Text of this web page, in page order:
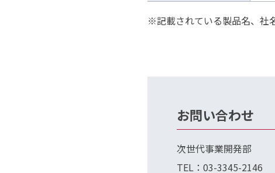
※記載されている製品名、社
お問い合わせ
次世代事業開発部
TEL：03-3345-2146